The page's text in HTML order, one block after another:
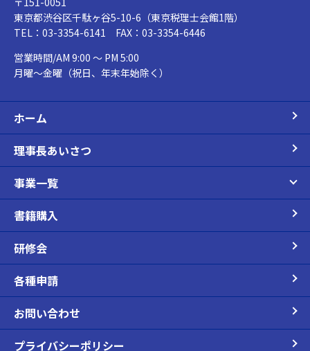
東京都渋谷区千駄ヶ谷5-10-6（東京税理士会館1階）
TEL：03-3354-6141 FAX：03-3354-6446
営業時間/AM 9:00 ～ PM 5:00
月曜～金曜（祝日、年末年始除く）
ホーム
理事長あいさつ
事業一覧
書籍購入
研修会
各種申請
お問い合わせ
プライバシーポリシー